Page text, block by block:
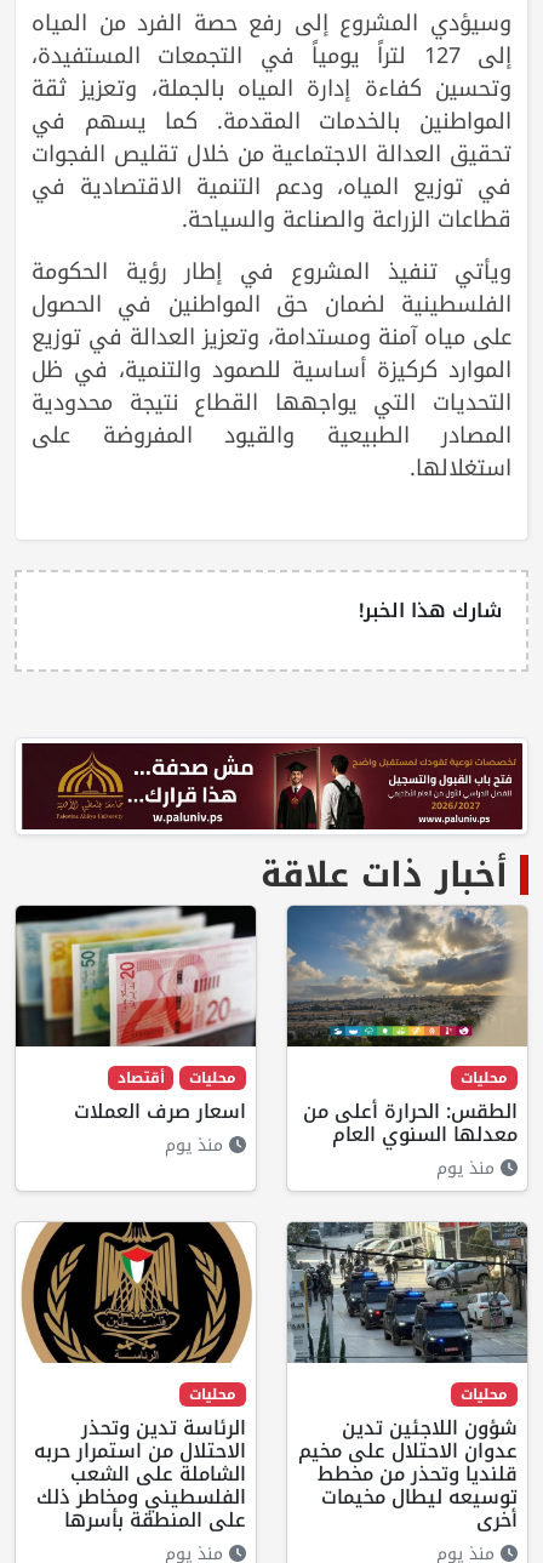
وسيؤدي المشروع إلى رفع حصة الفرد من المياه
إلى 127 لتراً يومياً في التجمعات المستفيدة،
وتحسين كفاءة إدارة المياه بالجملة، وتعزيز ثقة
المواطنين بالخدمات المقدمة. كما يسهم في
تحقيق العدالة الاجتماعية من خلال تقليص الفجوات
في توزيع المياه، ودعم التنمية الاقتصادية في
قطاعات الزراعة والصناعة والسياحة.
ويأتي تنفيذ المشروع في إطار رؤية الحكومة
الفلسطينية لضمان حق المواطنين في الحصول
على مياه آمنة ومستدامة، وتعزيز العدالة في توزيع
الموارد كركيزة أساسية للصمود والتنمية، في ظل
التحديات التي يواجهها القطاع نتيجة محدودية
المصادر الطبيعية والقيود المفروضة على
استغلالها.
شارك هذا الخبر!
أخبار ذات علاقة
محليات
الطقس: الحرارة أعلى من
معدلها السنوي العام
منذ يوم
محليات أقتصاد
اسعار صرف العملات
منذ يوم
محليات
شؤون اللاجئين تدين
عدوان الاحتلال على مخيم
قلنديا وتحذر من مخطط
توسيعه ليطال مخيمات
أخرى
منذ يوم
محليات
الرئاسة تدين وتحذر
الاحتلال من استمرار حربه
الشاملة على الشعب
الفلسطيني ومخاطر ذلك
على المنطقة بأسرها
منذ يوم